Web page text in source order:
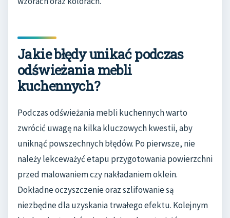
Jakie błędy unikać podczas
odświeżania mebli
kuchennych?
Podczas odświeżania mebli kuchennych warto
zwrócić uwagę na kilka kluczowych kwestii, aby
uniknąć powszechnych błędów. Po pierwsze, nie
należy lekceważyć etapu przygotowania powierzchni
przed malowaniem czy nakładaniem oklein.
Dokładne oczyszczenie oraz szlifowanie są
niezbędne dla uzyskania trwałego efektu. Kolejnym